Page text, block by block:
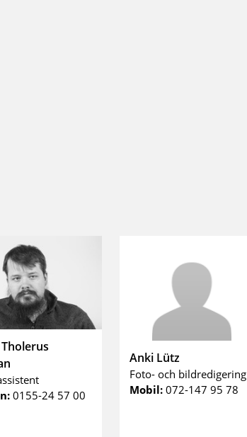
0155-24 57 00
Anki Lütz
Foto- och bildredigering
Mobil: 072-147 95 78